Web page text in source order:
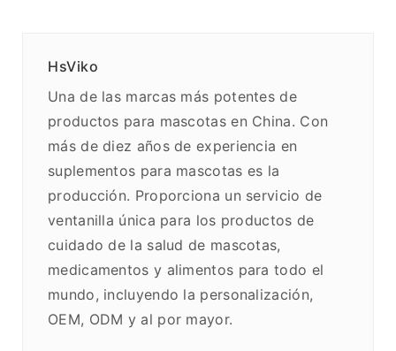
HsViko
Una de las marcas más potentes de
productos para mascotas en China. Con
más de diez años de experiencia en
suplementos para mascotas es la
producción. Proporciona un servicio de
ventanilla única para los productos de
cuidado de la salud de mascotas,
medicamentos y alimentos para todo el
mundo, incluyendo la personalización,
OEM, ODM y al por mayor.